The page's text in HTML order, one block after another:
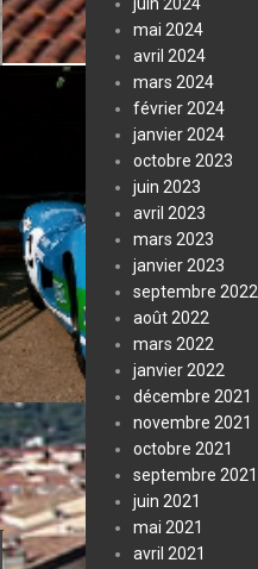
mai 2024
avril 2024
mars 2024
février 2024
janvier 2024
octobre 2023
juin 2023
avril 2023
mars 2023
janvier 2023
septembre 2022
août 2022
mars 2022
janvier 2022
décembre 2021
novembre 2021
octobre 2021
septembre 2021
juin 2021
mai 2021
avril 2021